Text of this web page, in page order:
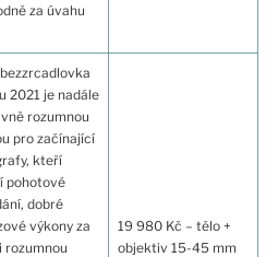
za úvahu
2021 je nadále
rozumnou
pro začínající
kteří
pohotové
dobré
výkony za
rozumnou
19 980 Kč – tělo +
objektiv 15-45 mm